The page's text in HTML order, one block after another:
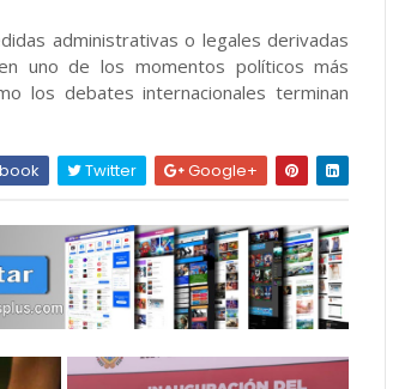
administrativas o legales derivadas
uno de los momentos políticos más
los debates internacionales terminan
Twitter Google+